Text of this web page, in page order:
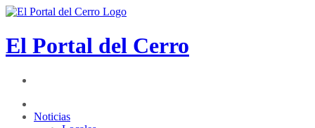
El Portal del Cerro
Noticias